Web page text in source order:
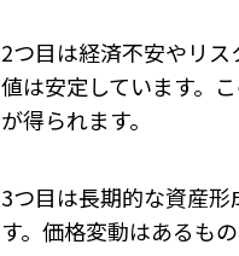
2つ目は経済不安やリ
値は安定しています。
が得られます。
3つ目は長期的な資産
す。価格変動はあるも